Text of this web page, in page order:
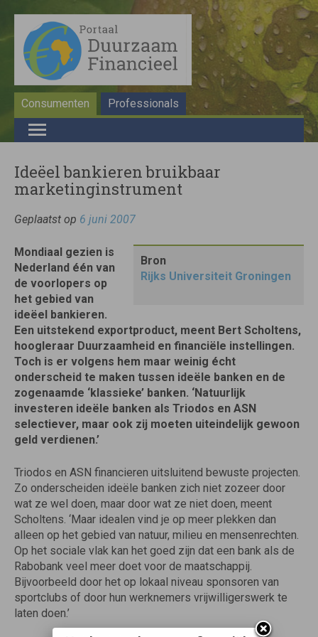
Consumenten Professionals
Ideëel bankieren bruikbaar
marketinginstrument
Geplaatst op 6 juni 2007
Bron
Rijks Universiteit Groningen
Mondiaal gezien is
Nederland één van
de voorlopers op
het gebied van
ideëel bankieren.
Een uitstekend exportproduct, meent Bert Scholtens,
hoogleraar Duurzaamheid en financiële instellingen.
Toch is er volgens hem maar weinig écht
onderscheid te maken tussen ideële banken en de
zogenaamde ‘klassieke’ banken. ‘Natuurlijk
investeren ideële banken als Triodos en ASN
selectiever, maar ook zij moeten uiteindelijk gewoon
geld verdienen.’
Triodos en ASN financieren uitsluitend bewuste projecten.
Zo onderscheiden ideële banken zich niet zozeer door
wat ze wel doen, maar door wat ze niet doen, meent
Scholtens. ‘Maar idealen vind je op meer plekken dan
alleen op het gebied van natuur, milieu en mensen­rechten.
Op het sociale vlak kan het goed zijn dat een bank als de
Rabobank veel meer doet voor de maatschappij.
Bijvoorbeeld door het op lokaal niveau sponsoren van
sportclubs of door hun werknemers vrijwilligerswerk te
laten doen.’